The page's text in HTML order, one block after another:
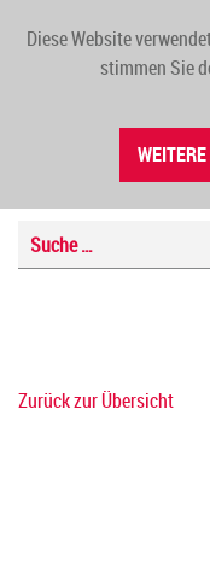
Diese Website
stimmen Sie
Zurück zur Übersicht